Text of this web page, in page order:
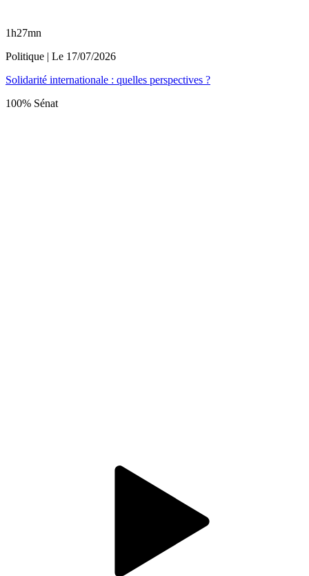
1h27mn
Politique | Le 17/07/2026
Solidarité internationale : quelles perspectives ?
100% Sénat